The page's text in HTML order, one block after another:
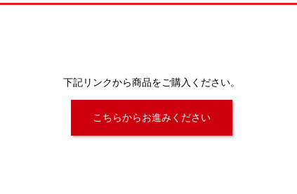
下記リンクから商品をご購入ください。
こちらからお進みください